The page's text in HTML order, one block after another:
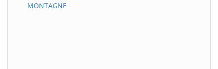
MONTAGNE